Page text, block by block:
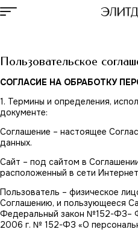
О
Апартаменты
Клубный дом
Пользовательское
СОГЛАСИЕ НА ОБРАБОТКУ
1. Термины и определения,
документе:
Соглашение – настоящее
данных.
Сайт – под сайтом в
расположенный в сети
Пользователь – физическое
Соглашению, и пользующееся
Федеральный закон №152-ФЗ–
2006 г. № 152-ФЗ «О